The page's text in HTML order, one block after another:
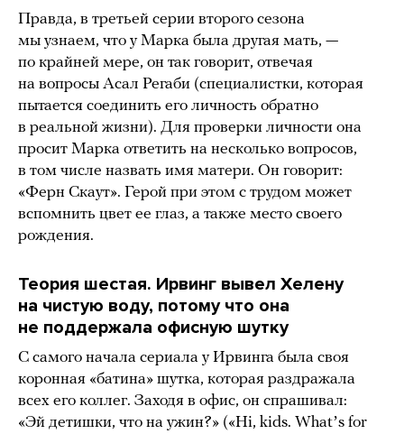
Правда, в третьей серии второго сезона
мы узнаем, что у Марка была другая мать, —
по крайней мере, он так говорит, отвечая
на вопросы Асал Регаби (специалистки, которая
пытается соединить его личность обратно
в реальной жизни). Для проверки личности она
просит Марка ответить на несколько вопросов,
в том числе назвать имя матери. Он говорит:
«Ферн Скаут». Герой при этом с трудом может
вспомнить цвет ее глаз, а также место своего
рождения.
Теория шестая. Ирвинг вывел Хелену
на чистую воду, потому что она
не поддержала офисную шутку
С самого начала сериала у Ирвинга была своя
коронная «батина» шутка, которая раздражала
всех его коллег. Заходя в офис, он спрашивал:
«Эй детишки, что на ужин?» («Hi, kids. Whatʼs for